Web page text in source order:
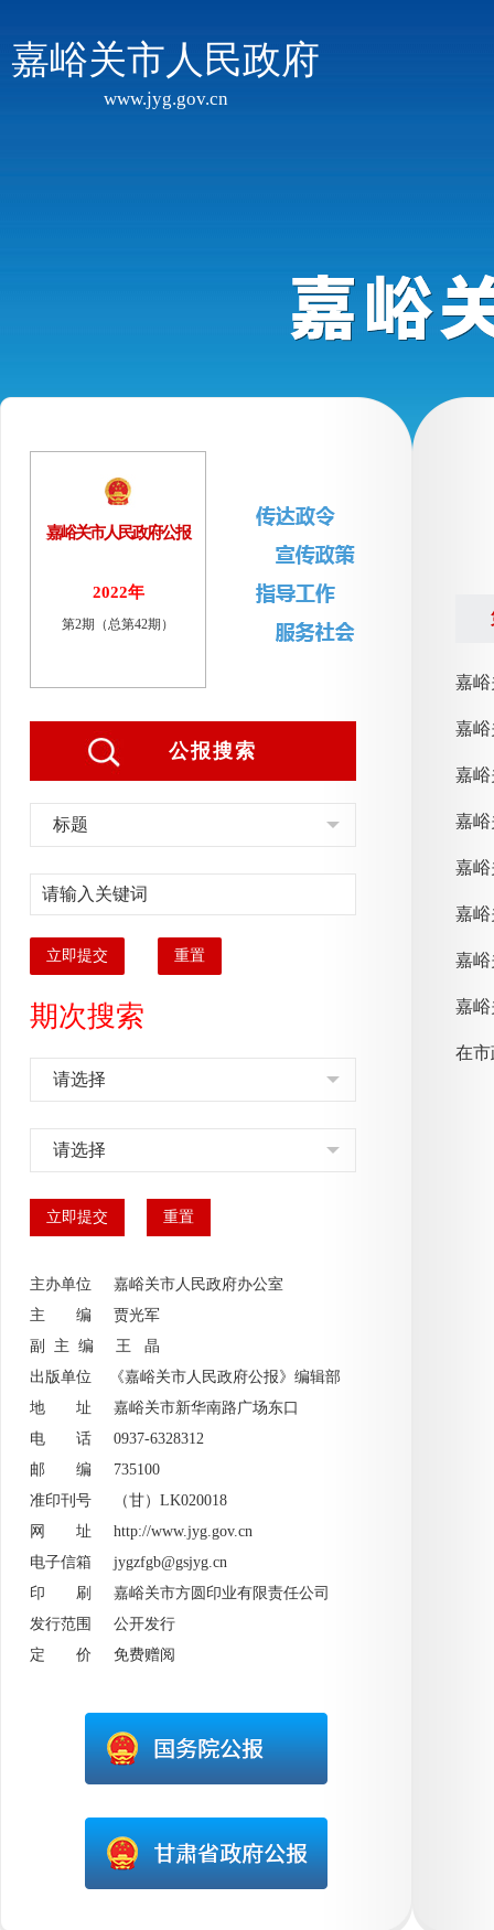
嘉峪关市人民政府
www.jyg.gov.cn
嘉峪关市人民政府公报
2022年
第2期（总第42期）
公报搜索
标题
立即提交 重置
期次搜索
请选择
请选择
主办单位 嘉峪关市人民政府办公室
主 编 贾光军
副 主 编 王 晶
出版单位 《嘉峪关市人民政府公报》编辑部
地 址 嘉峪关市新华南路广场东口
电 话 0937-6328312
邮 编 735100
准印刊号 （甘）LK020018
网 址 http://www.jyg.gov.cn
电子信箱 jygzfgb@gsjyg.cn
印 刷 嘉峪关市方圆印业有限责任公司
发行范围 公开发行
定 价 免费赠阅
嘉
嘉
嘉
嘉
嘉
嘉
在